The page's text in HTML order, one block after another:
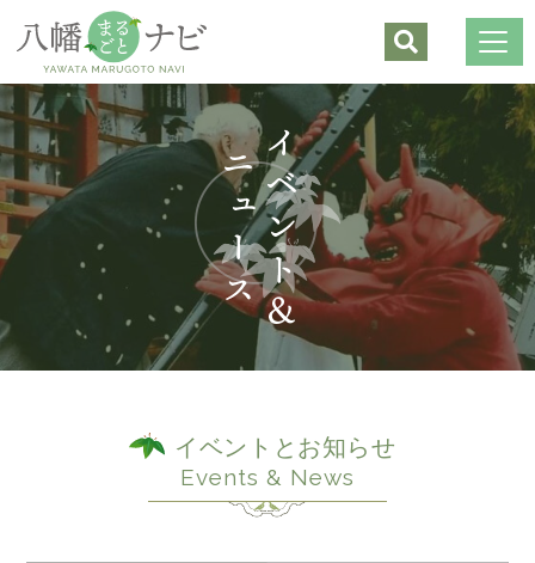
神社 仏閣 観光
お食事・喫茶 お土産・お買物
体験 暮らし 交通
イベントとお知らせ
Events & News